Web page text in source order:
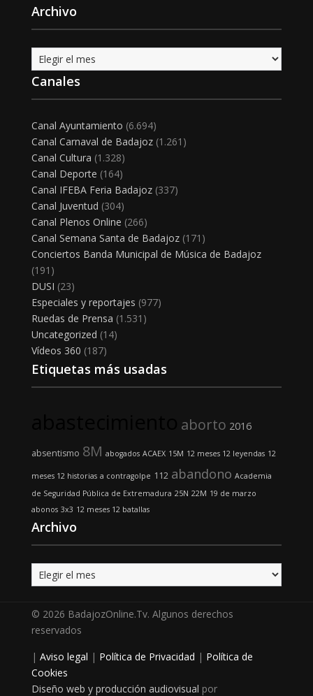
Archivo
Archivo
Canales
Canal Ayuntamiento (6.694)
Canal Carnaval de Badajoz(1.261)
Canal Cultura (1.328)
Canal Deporte (164)
Canal IFEBA Feria Badajoz(337)
Canal Juventud (304)
Canal Plenos Online (266)
Canal Semana Santa de Badajoz(171)
Conciertos Banda Municipal de Música de Badajoz
(191)
DUSI (23)
Especiales y reportajes (977)
Ruedas de Prensa (1.531)
Uncategorized (14)
Vídeos 360 (187)
Etiquetas más usadas
aborto 2016
absentismo 8M abogados ACAEX 15M 12 meses 12 leyendas 12
meses 12 historias a contragolpe 112 abandono Academia
de Seguridad Pública de Extremadura 25N 22M 19 de marzo
abonos 3x3 12 meses 12 batallas
Archivo
Archivo
© 2026 BadajozOnline.Tv. Algunos derechos
reservados
| Aviso legal | Política de Privacidad | Política de
Cookies
Diseño web y producción audiovisual por